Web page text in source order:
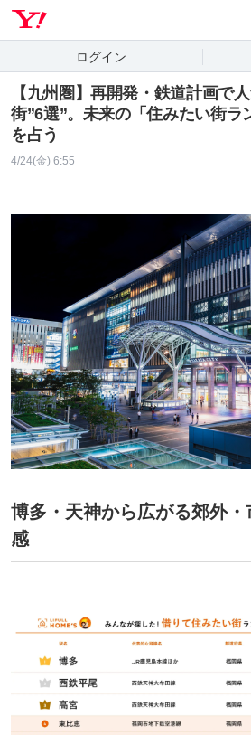
ログイン
【九州圏】再開発・鉄道計画で
街”6選”。未来の「住みたい街ラ
を占う
4/24(金) 6:55
博多・天神から広がる郊外
感